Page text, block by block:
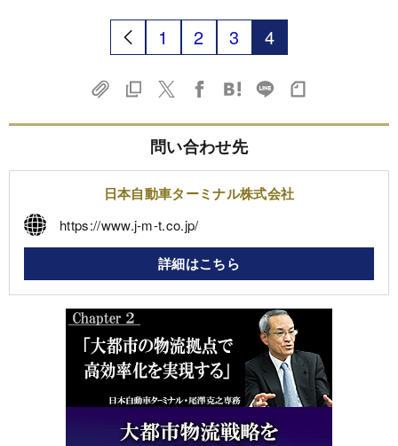
1 2 3 4
問い合わせ先
日本自動車ターミナル株式会社
https://www.j-m-t.co.jp/
詳細はこちら